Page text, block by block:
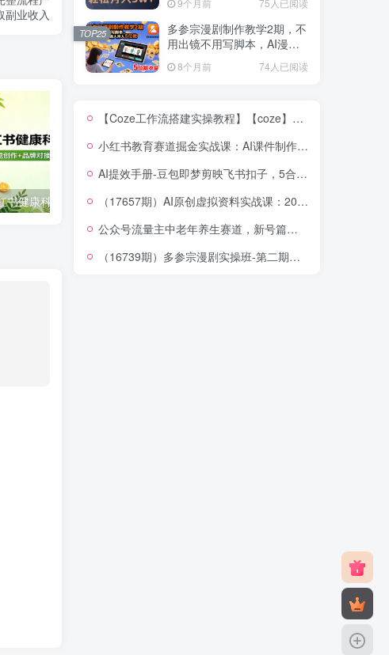
副业收入
2026小红书健康科普爆款图文课：插画制作+选题创作+品牌对接，零基础轻松起号变现 “大乘活法”AI对口型视频创作全攻略：文案剪辑+声音克隆+封面制作，快速起号变现
多参宗漫剧制作教学2期，不
用出镜不用写脚本，AI漫剧
8个月前 74人已阅读
TOP25
【Coze工作流搭建实操教程】【coze】早安情感电台日签视频还在手动做？用扣子工作流自动生成，省时90%
小红书教育赛道掘金实战课：AI课件制作+店铺运营+爆款笔记，打通知识变现全路径
AI提效手册-豆包即梦剪映飞书扣子，5合1精讲实操指南，30+常见职场案例拿来即用
（17657期）AI原创虚拟资料实战课：2026新机会，小红书闲鱼开店，普通人用AI轻松变现，月入5万+
公众号流量主中老年养生赛道，新号篇篇5W+阅读，新手也能这样跑
（16739期）多参宗漫剧实操班-第二期，不出镜不写脚本、快速出片、多平台变现，一个人就是一家工作室